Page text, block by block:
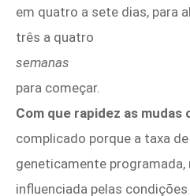
em quatro a sete dias, para
três a quatro
semanas
para começar.
Com que rapidez as mudas
complicado porque a taxa
geneticamente
influenciada pelas